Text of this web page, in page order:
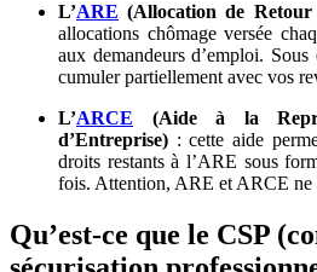
L’ARE (Allocation de Retour
allocations chômage versée
aux demandeurs d’emploi.
cumuler partiellement avec vos
L’ARCE (Aide à la
d’Entreprise) : cette aide
droits restants à l’ARE sous
fois. Attention, ARE et ARCE ne
Qu’est-ce que le CSP